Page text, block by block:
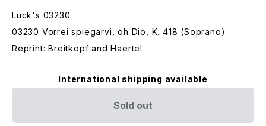
Luck's 03230
03230 Vorrei spiegarvi, oh Dio, K. 418 (Soprano)
Reprint: Breitkopf and Haertel
International shipping available
Sold out